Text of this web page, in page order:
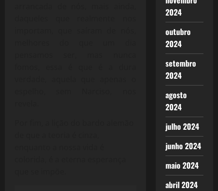
2024
outubro
2024
setembro
2024
agosto
2024
julho 2024
junho 2024
maio 2024
abril 2024